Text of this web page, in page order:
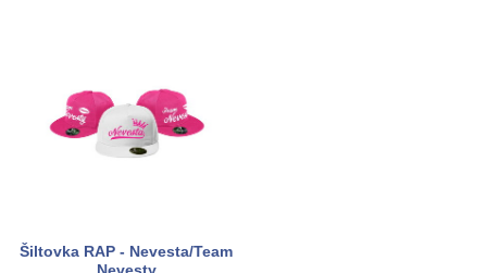
Šiltovka RAP - Nevesta/Team